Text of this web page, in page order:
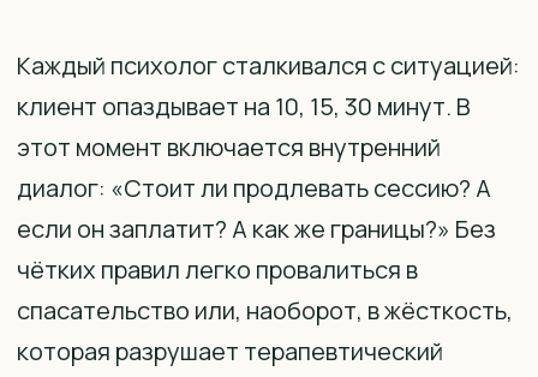
Каждый психолог сталкивался с ситуацией:
клиент опаздывает на 10, 15, 30 минут. В
этот момент включается внутренний
диалог: «Стоит ли продлевать сессию? А
если он заплатит? А как же границы?» Без
чётких правил легко провалиться в
спасательство или, наоборот, в жёсткость,
которая разрушает терапевтический